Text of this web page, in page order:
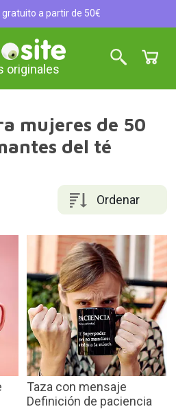
gratuito a partir de 50€
originales
mujeres de 50
del té
Ordenar
Taza con mensaje
Definición de paciencia